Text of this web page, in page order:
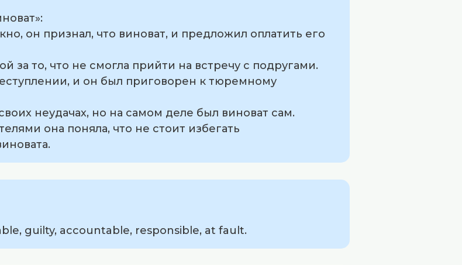
он признал, что виноват, и предложил оплатить его
за то, что не смогла прийти на встречу с подругами.
и он был приговорен к тюремному
неудачах, но на самом деле был виноват сам.
она поняла, что не стоит избегать
guilty, accountable, responsible, at fault.